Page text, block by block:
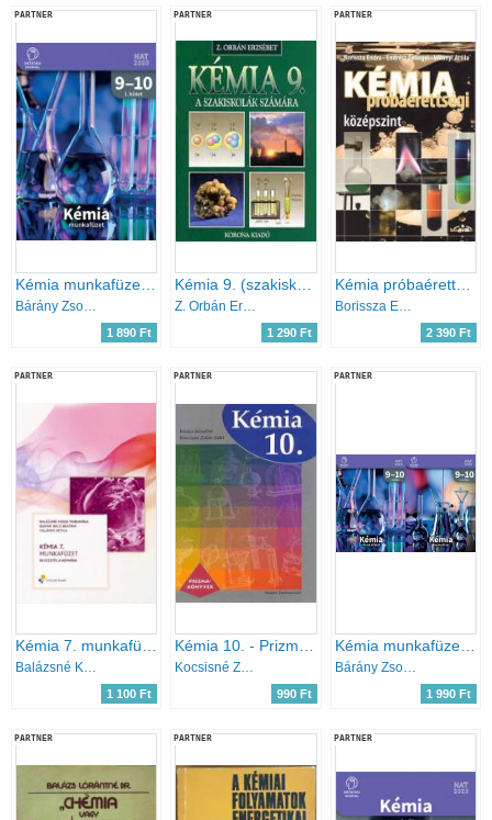
PARTNER
Bárány Zsolt - Hotziné Pócsi Anikó - Marchis Valér
1 890 Ft
PARTNER
Z. Orbán Erzsébet
1 290 Ft
PARTNER
Kémia próbaérettségi - középszint
Borissza Endre; Endrész Gyöngyi; Villányi Attila
2 390 Ft
PARTNER
Kémia 7. munkafüzet - Bevezetés a kémiába
Balázsné Kerek M.; Elekné Becz B.; Villányi A.
1 100 Ft
PARTNER
Kémia 10. - Prizma-könyvek
Kocsisné Zalán Judit; Kónya Józsefné
990 Ft
PARTNER
Kémia munkafüzet 9-10 I-II.
Bárány Zsolt - Hotziné Pócsi Anikó - Marchis Valér Várallyainé - Balázs Judit
1 990 Ft
PARTNER PARTNER PARTNER